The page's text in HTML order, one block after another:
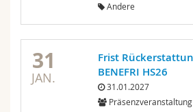
Andere
31
JAN.
Frist
BENEFRI HS26
31.01.2027
Präsenzveranstaltung